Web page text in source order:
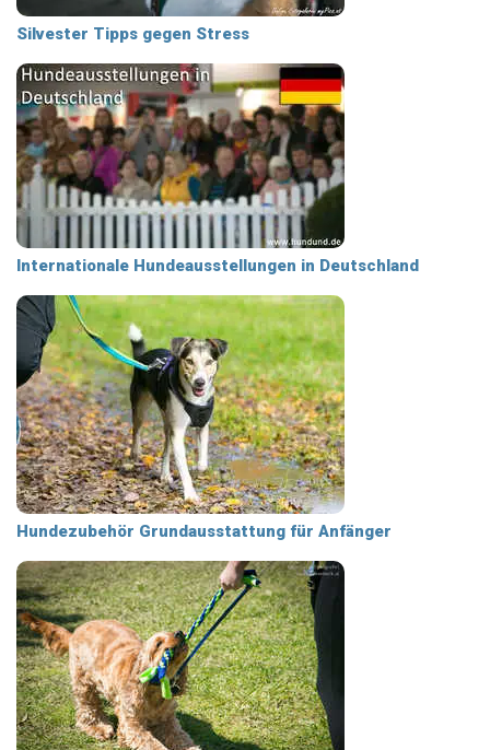
Silvester Tipps gegen Stress
Internationale Hundeausstellungen in Deutschland
Hundezubehör Grundausstattung für Anfänger